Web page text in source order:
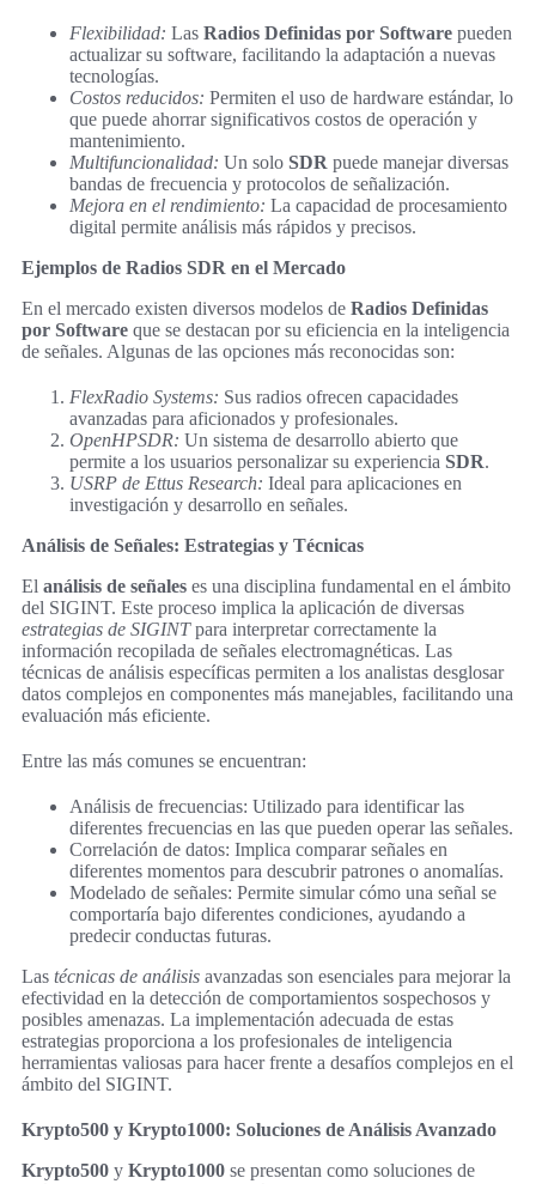
Flexibilidad: Las Radios Definidas por Software pueden
actualizar su software, facilitando la adaptación a nuevas
tecnologías.
Costos reducidos: Permiten el uso de hardware estándar, lo
que puede ahorrar significativos costos de operación y
mantenimiento.
Multifuncionalidad: Un solo SDR puede manejar diversas
bandas de frecuencia y protocolos de señalización.
Mejora en el rendimiento: La capacidad de procesamiento
digital permite análisis más rápidos y precisos.
Ejemplos de Radios SDR en el Mercado
En el mercado existen diversos modelos de Radios Definidas
por Software que se destacan por su eficiencia en la inteligencia
de señales. Algunas de las opciones más reconocidas son:
FlexRadio Systems: Sus radios ofrecen capacidades
avanzadas para aficionados y profesionales.
OpenHPSDR: Un sistema de desarrollo abierto que
permite a los usuarios personalizar su experiencia SDR.
USRP de Ettus Research: Ideal para aplicaciones en
investigación y desarrollo en señales.
Análisis de Señales: Estrategias y Técnicas
El análisis de señales es una disciplina fundamental en el ámbito
del SIGINT. Este proceso implica la aplicación de diversas
estrategias de SIGINTpara interpretar correctamente la
información recopilada de señales electromagnéticas. Las
técnicas de análisis específicas permiten a los analistas desglosar
datos complejos en componentes más manejables, facilitando una
evaluación más eficiente.
Entre las más comunes se encuentran:
Análisis de frecuencias: Utilizado para identificar las
diferentes frecuencias en las que pueden operar las señales.
Correlación de datos: Implica comparar señales en
diferentes momentos para descubrir patrones o anomalías.
Modelado de señales: Permite simular cómo una señal se
comportaría bajo diferentes condiciones, ayudando a
predecir conductas futuras.
Las técnicas de análisis avanzadas son esenciales para mejorar la
efectividad en la detección de comportamientos sospechosos y
posibles amenazas. La implementación adecuada de estas
estrategias proporciona a los profesionales de inteligencia
herramientas valiosas para hacer frente a desafíos complejos en el
ámbito del SIGINT.
Krypto500 y Krypto1000: Soluciones de Análisis Avanzado
Krypto500 y Krypto1000 se presentan como soluciones de